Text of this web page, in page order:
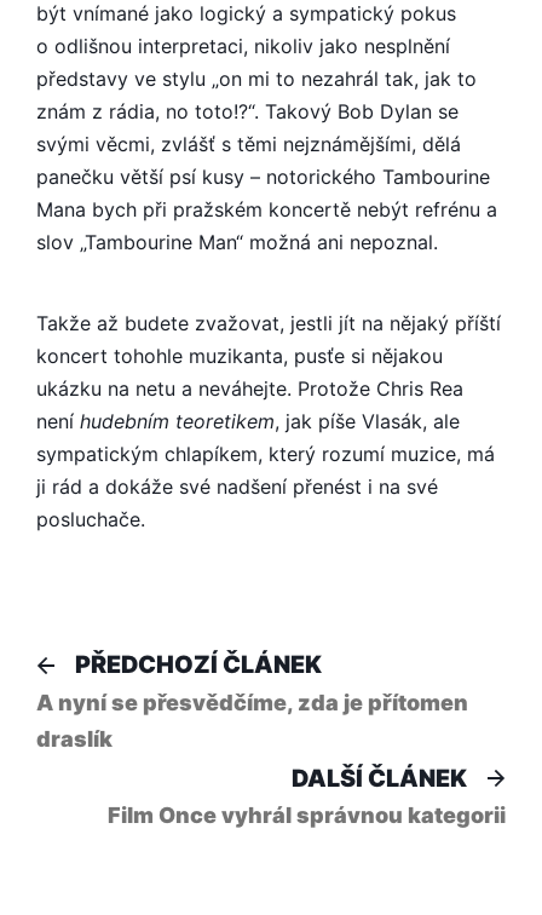
být vnímané jako logický a sympatický pokus
o odlišnou interpretaci, nikoliv jako nesplnění
představy ve stylu „on mi to nezahrál tak, jak to
znám z rádia, no toto!?“. Takový Bob Dylan se
svými věcmi, zvlášť s těmi nejznámějšími, dělá
panečku větší psí kusy – notorického Tambourine
Mana bych při pražském koncertě nebýt refrénu a
slov „Tambourine Man“ možná ani nepoznal.
Takže až budete zvažovat, jestli jít na nějaký příští
koncert tohohle muzikanta, pusťe si nějakou
ukázku na netu a neváhejte. Protože Chris Rea
není hudebním teoretikem, jak píše Vlasák, ale
sympatickým chlapíkem, který rozumí muzice, má
ji rád a dokáže své nadšení přenést i na své
posluchače.
Navigace
pro
příspěvek
PŘEDCHOZÍ ČLÁNEKPředchozí
článek:
A nyní se přesvědčíme, zda je přítomen
draslík
DALŠÍ ČLÁNEK
Film Once vyhrál správnou kategorii